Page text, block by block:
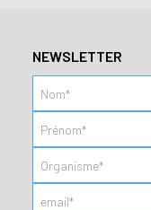
NEWSLETTER